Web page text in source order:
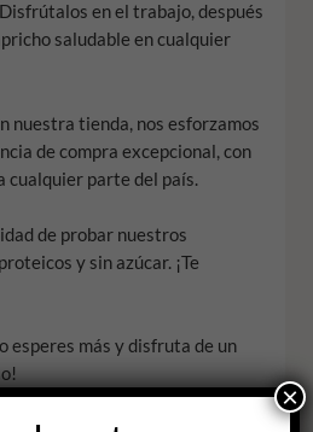
en el trabajo, después
saludable en cualquier
nuestra tienda, nos esforzamos
de compra excepcional, con
cualquier parte del país.
de probar nuestros
y sin azúcar. ¡Te
esperes más y disfruta de un
×